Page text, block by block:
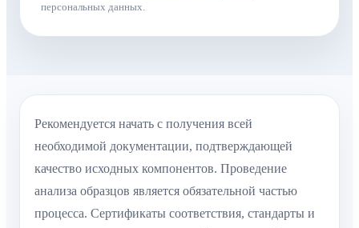
персональных данных.
Рекомендуется начать с получения всей
необходимой документации, подтверждающей
качество исходных компонентов. Проведение
анализа образцов является обязательной частью
процесса. Сертификаты соответствия, стандарты и